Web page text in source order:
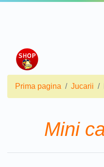
Prima pagina Jucarii
Mini